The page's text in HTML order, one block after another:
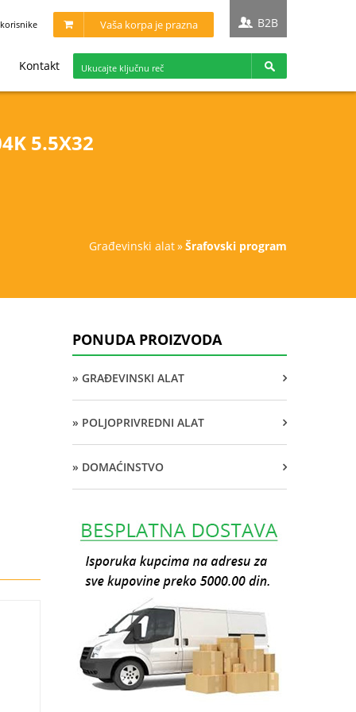
5.5X32
građevinski alat» šrafovski program
Vaša korpa je prazna B2B
Kontakt
PONUDA PROIZVODA
» GRAĐEVINSKI ALAT
» POLJOPRIVREDNI ALAT
» DOMAĆINSTVO